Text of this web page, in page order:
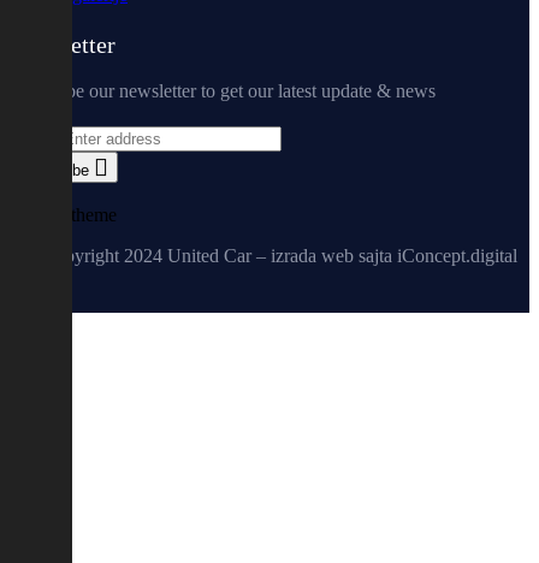
Newsletter
Subscribe our newsletter to get our latest update & news
Subscribe
Ovatheme
© Copyright 2024 United Car – izrada web sajta iConcept.digital